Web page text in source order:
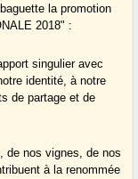
la promotion
2018" :
singulier avec
identité, à notre
de partage et de
de nos vignes, de nos
à la renommée